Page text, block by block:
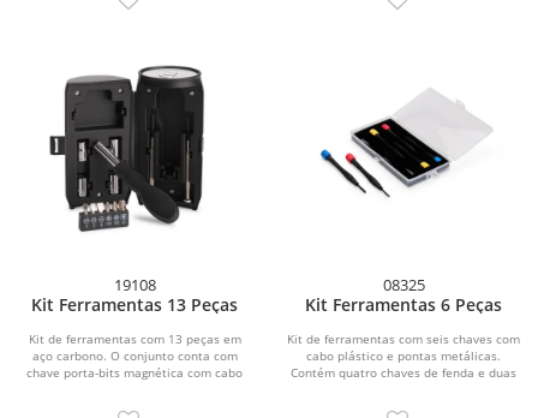
19108
Kit Ferramentas 13 Peças
Kit de ferramentas com 13 peças em
aço carbono. O conjunto conta com
chave porta-bits magnética com cabo
08325
Kit Ferramentas 6 Peças
Kit de ferramentas com seis chaves com
cabo plástico e pontas metálicas.
Contém quatro chaves de fenda e duas